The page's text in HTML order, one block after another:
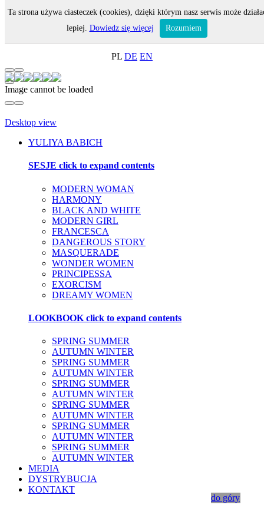
MENU
ON-LINE SHOP
PL DE EN
Image cannot be loaded
do góry
Desktop view
YULIYA BABICH
SESJE click to expand contents
MODERN WOMAN
HARMONY
BLACK AND WHITE
MODERN GIRL
FRANCESCA
DANGEROUS STORY
MASQUERADE
WONDER WOMEN
PRINCIPESSA
EXORCISM
DREAMY WOMEN
LOOKBOOK click to expand contents
SPRING SUMMER
AUTUMN WINTER
SPRING SUMMER
AUTUMN WINTER
SPRING SUMMER
AUTUMN WINTER
SPRING SUMMER
AUTUMN WINTER
SPRING SUMMER
AUTUMN WINTER
SPRING SUMMER
AUTUMN WINTER
MEDIA
DYSTRYBUCJA
KONTAKT
Ta strona używa ciasteczek (cookies), dzięki którym nasz serwis może
lepiej. Dowiedz się więcej Rozumiem